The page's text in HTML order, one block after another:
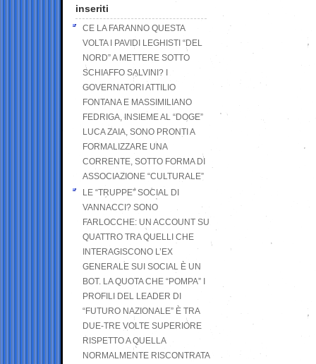
inseriti
CE LA FARANNO QUESTA
VOLTA I PAVIDI LEGHISTI “DEL
NORD” A METTERE SOTTO
SCHIAFFO SALVINI? I
GOVERNATORI ATTILIO
FONTANA E MASSIMILIANO
FEDRIGA, INSIEME AL “DOGE”
LUCA ZAIA, SONO PRONTI A
FORMALIZZARE UNA
CORRENTE, SOTTO FORMA DI
ASSOCIAZIONE “CULTURALE”
LE “TRUPPE” SOCIAL DI
VANNACCI? SONO
FARLOCCHE: UN ACCOUNT SU
QUATTRO TRA QUELLI CHE
INTERAGISCONO L’EX
GENERALE SUI SOCIAL È UN
BOT. LA QUOTA CHE “POMPA” I
PROFILI DEL LEADER DI
“FUTURO NAZIONALE” È TRA
DUE-TRE VOLTE SUPERIORE
RISPETTO A QUELLA
NORMALMENTE RISCONTRATA